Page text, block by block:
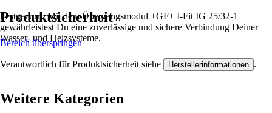
Festgezurrt: Mit dem Übergangsmodul +GF+ I-Fit IG 25/32-1
gewährleistest Du eine zuverlässige und sichere Verbindung Deiner
Wasser- und Heizsysteme.
Produktsicherheit
Bereich überspringen
Verantwortlich für Produktsicherheit siehe Herstellerinformationen .
Weitere Kategorien